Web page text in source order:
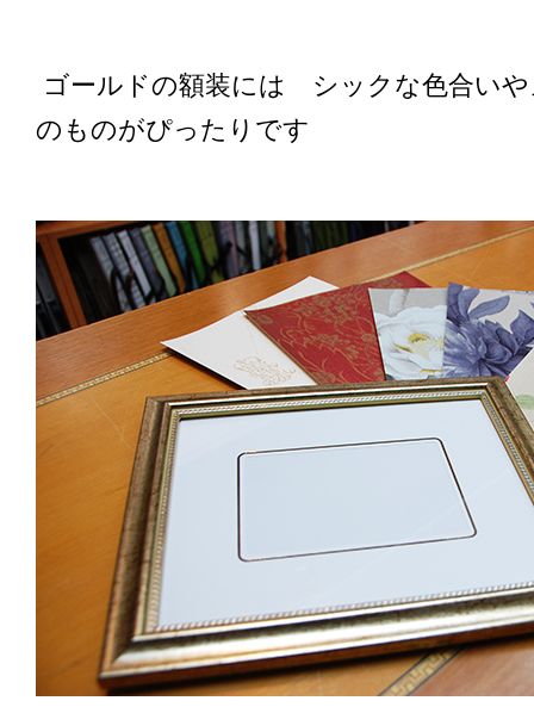
ゴールドの額装には シックな色合い
のものがぴったりです